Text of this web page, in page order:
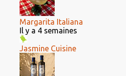
Margarita Italiana
Il y a 4 semaines
Jasmine Cuisine